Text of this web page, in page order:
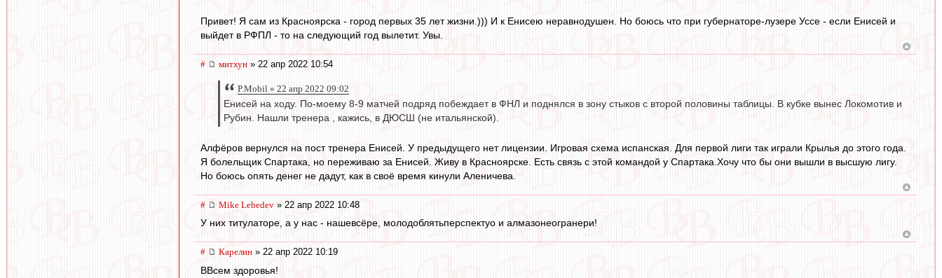
Привет! Я сам из Красноярска - город первых 35 лет жизни.))) И к Енисею неравнодушен. Но боюсь что при губернаторе-лузере Уссе - если Енисей и
выйдет в РФПЛ - то на следующий год вылетит. Увы.
# митхун » 22 апр 2022 10:54
P.Mobil » 22 апр 2022 09:02
Енисей на ходу. По-моему 8-9 матчей подряд побеждает в ФНЛ и поднялся в зону стыков с второй половины таблицы. В кубке вынес Локомотив и
Рубин. Нашли тренера , кажись, в ДЮСШ (не итальянской).
Алфёров вернулся на пост тренера Енисей. У предыдущего нет лицензии. Игровая схема испанская. Для первой лиги так играли Крылья до этого года.
Я болельщик Спартака, но переживаю за Енисей. Живу в Красноярске. Есть связь с этой командой у Спартака.Хочу что бы они вышли в высшую лигу.
Но боюсь опять денег не дадут, как в своё время кинули Аленичева.
# Mike Lebedev » 22 апр 2022 10:48
У них титулаторе, а у нас - нашевсёре, молодоблятьперспектуо и алмазонеогранери!
# Карелин » 22 апр 2022 10:19
ВВсем здоровья!